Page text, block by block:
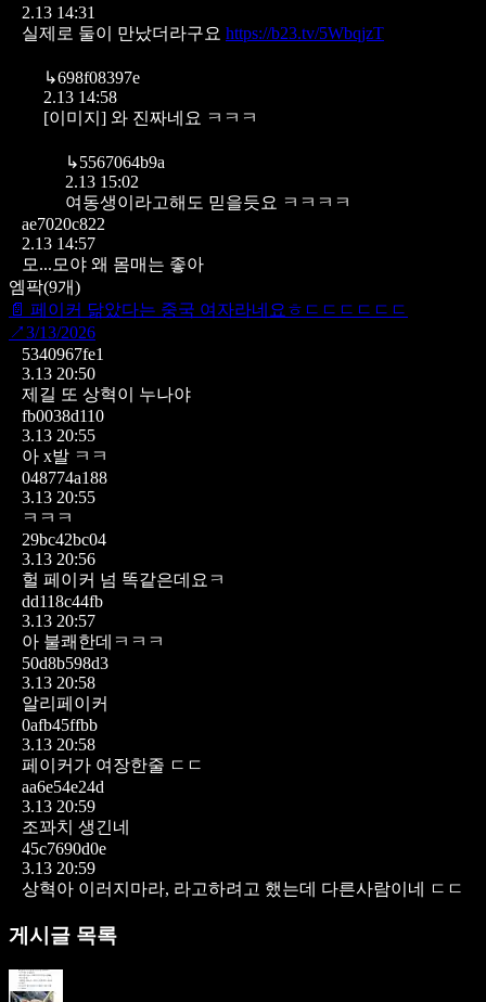
2.13 14:31
실제로 둘이 만났더라구요 https://b23.tv/5WbqjzT
↳698f08397e
2.13 14:58
[이미지] 와 진짜네요 ㅋㅋㅋ
↳5567064b9a
2.13 15:02
여동생이라고해도 믿을듯요 ㅋㅋㅋㅋ
ae7020c822
2.13 14:57
모...모야 왜 몸매는 좋아
엠팍(9개)
📄 페이커 닮았다는 중국 여자라네요ㅎㄷㄷㄷㄷㄷㄷ
↗3/13/2026
5340967fe1
3.13 20:50
제길 또 상혁이 누나야
fb0038d110
3.13 20:55
아 x발 ㅋㅋ
048774a188
3.13 20:55
ㅋㅋㅋ
29bc42bc04
3.13 20:56
헐 페이커 넘 똑같은데요ㅋ
dd118c44fb
3.13 20:57
아 불쾌한데ㅋㅋㅋ
50d8b598d3
3.13 20:58
알리페이커
0afb45ffbb
3.13 20:58
페이커가 여장한줄 ㄷㄷ
aa6e54e24d
3.13 20:59
조꽈치 생긴네
45c7690d0e
3.13 20:59
상혁아 이러지마라, 라고하려고 했는데 다른사람이네 ㄷㄷ
게시글 목록